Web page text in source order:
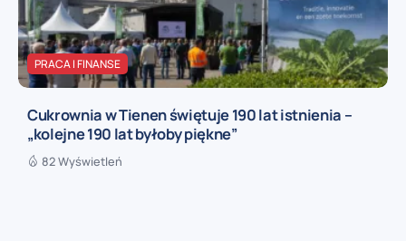
PRACA I FINANSE
Cukrownia w Tienen świętuje 190 lat istnienia –
„kolejne 190 lat byłoby piękne”
82 Wyświetleń